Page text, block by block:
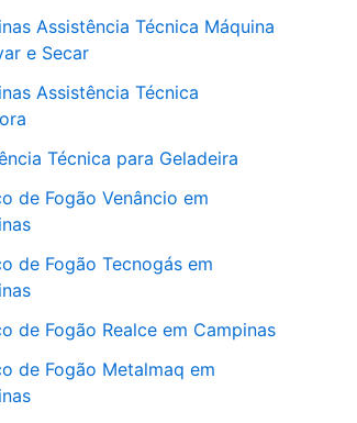
Assistência Técnica Máquina
e Secar
Assistência Técnica
Técnica para Geladeira
de Fogão Venâncio em
de Fogão Tecnogás em
de Fogão Realce em Campinas
de Fogão Metalmaq em